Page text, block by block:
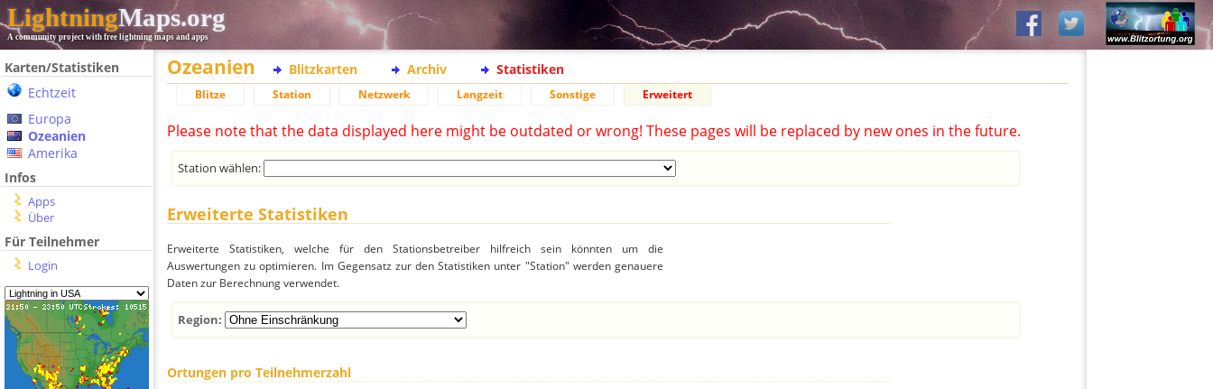
LightningMaps.org
A community project with free lightning maps and apps
Karten/Statistiken
Echtzeit
Europa
Ozeanien
Amerika
Infos
Apps
Über
Für Teilnehmer
Login
Ozeanien Blitzkarten Archiv Statistiken
Blitze Station Netzwerk Langzeit Sonstige Erweitert
Please note that the data displayed here might be outdated or wrong! These pages will be replaced by new ones in the future.
Station wählen:
Erweiterte Statistiken
Erweiterte Statistiken, welche für den Stationsbetreiber hilfreich sein könnten um die
Auswertungen zu optimieren. Im Gegensatz zur den Statistiken unter "Station" werden genauere
Daten zur Berechnung verwendet.
Region:
Ortungen pro Teilnehmerzahl